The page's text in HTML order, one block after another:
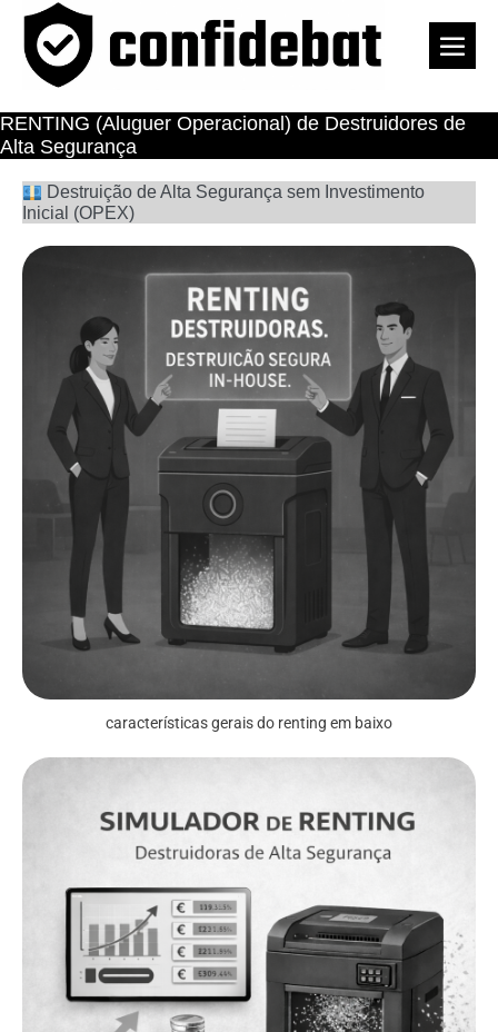
Skip
content
RENTING (Aluguer Operacional) de Destruidores de
Alta Segurança
Destruição de Alta Segurança sem Investimento
Inicial (OPEX)
características gerais do renting em baixo